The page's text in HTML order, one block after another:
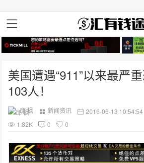
美国遭遇“911”以来最严
103人！
邱 枫 新闻资讯
2016-06-13 10:54:54
1.82K
0 0